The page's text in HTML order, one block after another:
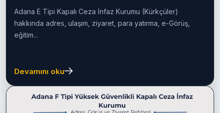
Rehberi
Adana E Tipi Kapalı Ceza İnfaz Kurumu (Kürkçüler)
hakkında adres, ulaşım, ziyaret, para yatırma, e-Görüş,
eğitim...
Devamını oku